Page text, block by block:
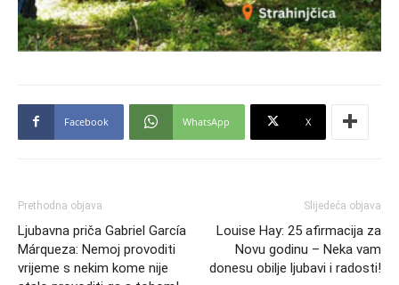
Facebook WhatsApp X
Prethodna objava
Ljubavna priča Gabriel García
Márqueza: Nemoj provoditi
vrijeme s nekim kome nije
Slijedeća objava
Louise Hay: 25 afirmacija za
Novu godinu – Neka vam
donesu obilje ljubavi i radosti!